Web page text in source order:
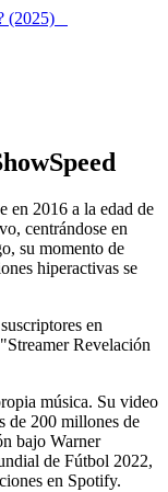
(2025)
en 2016 a la edad de
centrándose en
su momento de
hiperactivas se
en
Revelación
música. Su video
de 200 millones de
bajo Warner
de Fútbol 2022,
en Spotify.